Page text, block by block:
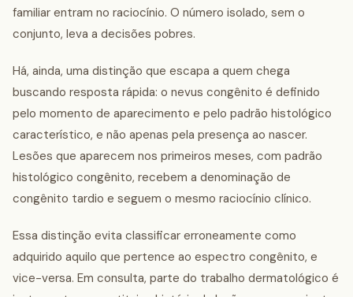
familiar entram no raciocínio. O número isolado, sem o
conjunto, leva a decisões pobres.
Há, ainda, uma distinção que escapa a quem chega
buscando resposta rápida: o nevus congênito é definido
pelo momento de aparecimento e pelo padrão histológico
característico, e não apenas pela presença ao nascer.
Lesões que aparecem nos primeiros meses, com padrão
histológico congênito, recebem a denominação de
congênito tardio e seguem o mesmo raciocínio clínico.
Essa distinção evita classificar erroneamente como
adquirido aquilo que pertence ao espectro congênito, e
vice-versa. Em consulta, parte do trabalho dermatológico é